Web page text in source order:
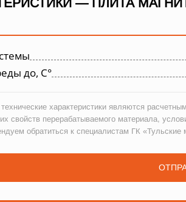
до, С°
характеристики являются
свойств перерабатываемого материала,
обратиться к специалистам ГК «Тульские